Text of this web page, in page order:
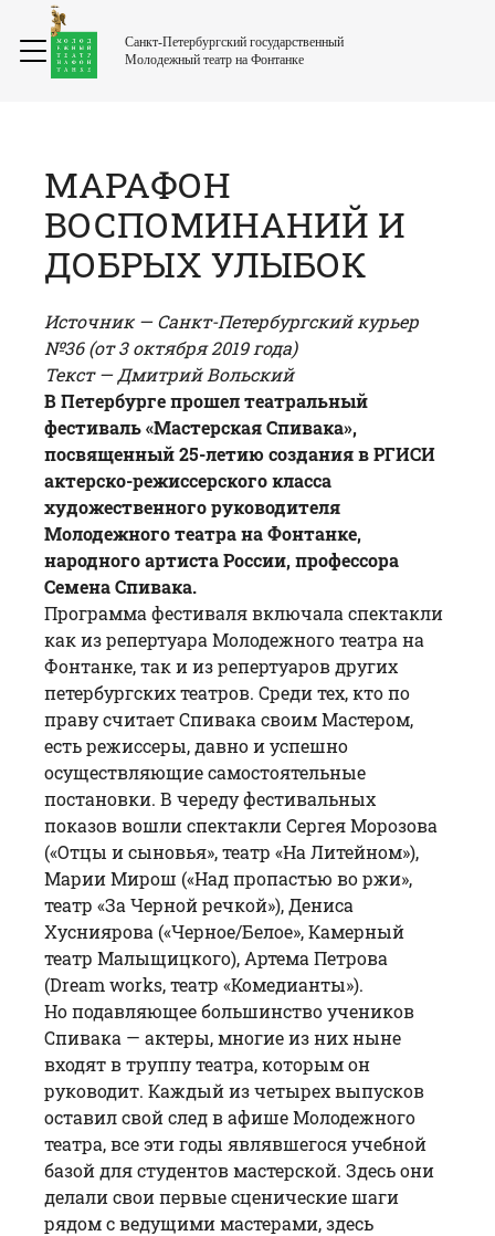
Санкт-Петербургский государственный
Молодежный театр на Фонтанке
МАРАФОН
ВОСПОМИНАНИЙ И
ДОБРЫХ УЛЫБОК
Источник — Санкт-Петербургский курьер
№36 (от 3 октября 2019 года)
Текст — Дмитрий Вольский
В Петербурге прошел театральный
фестиваль «Мастерская Спивака»,
посвященный 25-летию создания в РГИСИ
актерско-режиссерского класса
художественного руководителя
Молодежного театра на Фонтанке,
народного артиста России, профессора
Семена Спивака.
Программа фестиваля включала спектакли
как из репертуара Молодежного театра на
Фонтанке, так и из репертуаров других
петербургских театров. Среди тех, кто по
праву считает Спивака своим Мастером,
есть режиссеры, давно и успешно
осуществляющие самостоятельные
постановки. В череду фестивальных
показов вошли спектакли Сергея Морозова
(«Отцы и сыновья», театр «На Литейном»),
Марии Мирош («Над пропастью во ржи»,
театр «За Черной речкой»), Дениса
Хусниярова («Черное/Белое», Камерный
театр Малыщицкого), Артема Петрова
(Dream works, театр «Комедианты»).
Но подавляющее большинство учеников
Спивака — актеры, многие из них ныне
входят в труппу театра, которым он
руководит. Каждый из четырех выпусков
оставил свой след в афише Молодежного
театра, все эти годы являвшегося учебной
базой для студентов мастерской. Здесь они
делали свои первые сценические шаги
рядом с ведущими мастерами, здесь